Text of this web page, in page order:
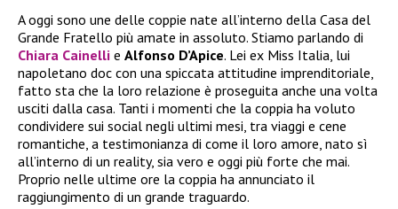
A oggi sono une delle coppie nate all’interno della Casa del
Grande Fratello più amate in assoluto. Stiamo parlando di
Chiara Cainelli e Alfonso D’Apice. Lei ex Miss Italia, lui
napoletano doc con una spiccata attitudine imprenditoriale,
fatto sta che la loro relazione è proseguita anche una volta
usciti dalla casa. Tanti i momenti che la coppia ha voluto
condividere sui social negli ultimi mesi, tra viaggi e cene
romantiche, a testimonianza di come il loro amore, nato sì
all’interno di un reality, sia vero e oggi più forte che mai.
Proprio nelle ultime ore la coppia ha annunciato il
raggiungimento di un grande traguardo.